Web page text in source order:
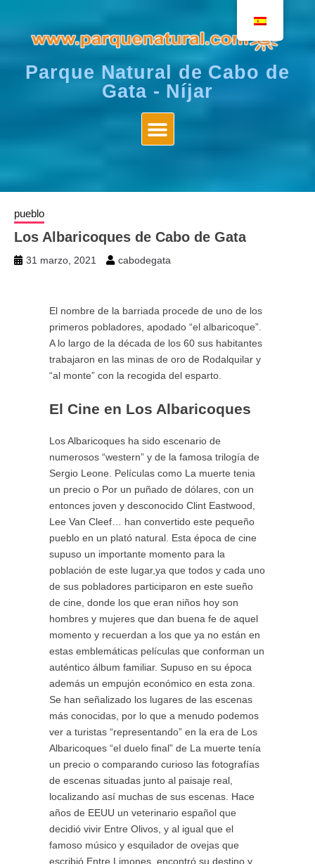
Parque Natural de Cabo de
Gata - Níjar
pueblo
Los Albaricoques de Cabo de Gata
31 marzo, 2021 cabodegata
El nombre de la barriada procede de uno de los
primeros pobladores, apodado “el albaricoque”.
A lo largo de la década de los 60 sus habitantes
trabajaron en las minas de oro de Rodalquilar y
“al monte” con la recogida del esparto.
El Cine en Los Albaricoques
Los Albaricoques ha sido escenario de
numerosos “western” y de la famosa trilogía de
Sergio Leone. Películas como La muerte tenia
un precio o Por un puñado de dólares, con un
entonces joven y desconocido Clint Eastwood,
Lee Van Cleef… han convertido este pequeño
pueblo en un plató natural. Esta época de cine
supuso un importante momento para la
población de este lugar,ya que todos y cada uno
de sus pobladores participaron en este sueño
de cine, donde los que eran niños hoy son
hombres y mujeres que dan buena fe de aquel
momento y recuerdan a los que ya no están en
estas emblemáticas películas que conforman un
auténtico álbum familiar. Supuso en su época
además un empujón económico en esta zona.
Se han señalizado los lugares de las escenas
más conocidas, por lo que a menudo podemos
ver a turistas “representando” en la era de Los
Albaricoques “el duelo final” de La muerte tenía
un precio o comparando curioso las fotografías
de escenas situadas junto al paisaje real,
localizando así muchas de sus escenas. Hace
años de EEUU un veterinario español que
decidió vivir Entre Olivos, y al igual que el
famoso músico y esquilador de ovejas que
escribió Entre Limones, encontró su destino y